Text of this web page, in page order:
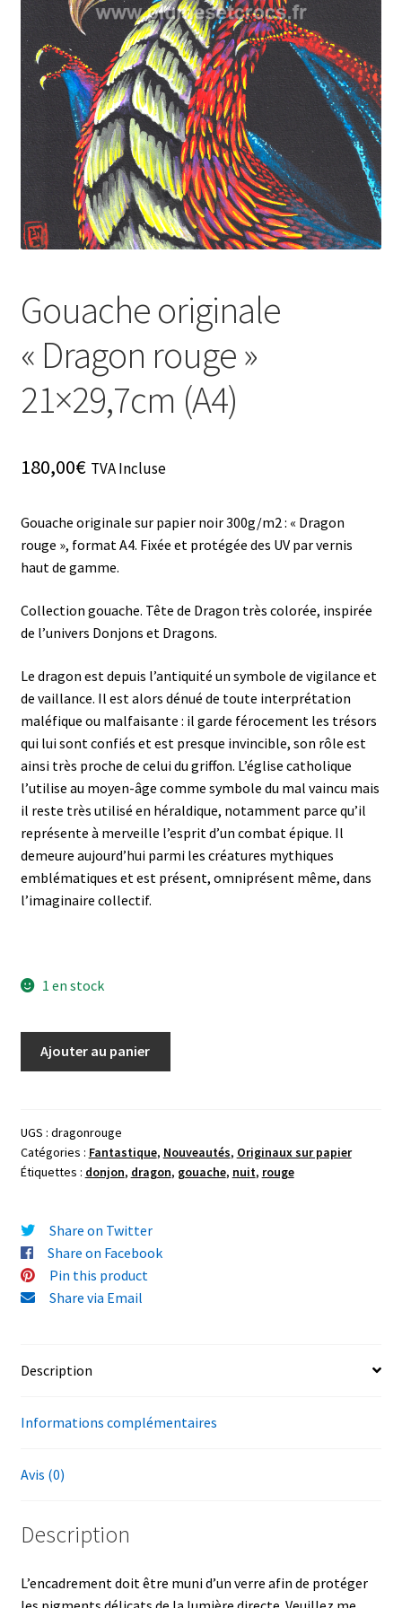
Gouache originale
« Dragon rouge »
21×29,7cm (A4)
180,00€ TVA Incluse
Gouache originale sur papier noir 300g/m2 : « Dragon
rouge », format A4. Fixée et protégée des UV par vernis
haut de gamme.
Collection gouache. Tête de Dragon très colorée, inspirée
de l’univers Donjons et Dragons.
Le dragon est depuis l’antiquité un symbole de vigilance et
de vaillance. Il est alors dénué de toute interprétation
maléfique ou malfaisante : il garde férocement les trésors
qui lui sont confiés et est presque invincible, son rôle est
ainsi très proche de celui du griffon. L’église catholique
l’utilise au moyen-âge comme symbole du mal vaincu mais
il reste très utilisé en héraldique, notamment parce qu’il
représente à merveille l’esprit d’un combat épique. Il
demeure aujourd’hui parmi les créatures mythiques
emblématiques et est présent, omniprésent même, dans
l’imaginaire collectif.
1 en stock
"Dragon
rouge"
21x29,7cm
Ajouter au panier
UGS : dragonrouge
Catégories : Fantastique, Nouveautés, Originaux sur papier
Étiquettes : donjon, dragon, gouache, nuit, rouge
Share on Twitter
Share on Facebook
Pin this product
Share via Email
Description
Informations complémentaires
Avis (0)
Description
L’encadrement doit être muni d’un verre afin de protéger